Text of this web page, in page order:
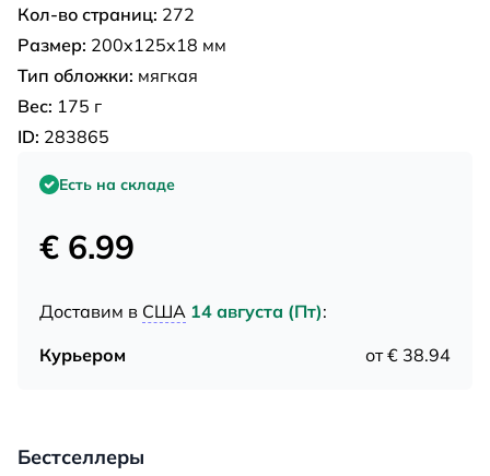
Кол-во страниц: 272
Размер: 200x125x18 мм
Тип обложки: мягкая
Вес: 175 г
ID: 283865
Есть на складе
€ 6.99
Доставим в США 14 августа (Пт):
Курьером
от € 38.94
Бестселлеры